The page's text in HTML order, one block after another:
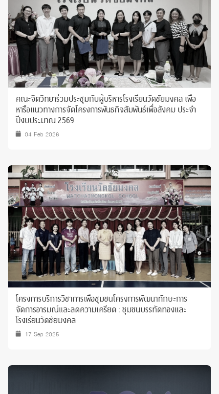
คณะจิตวิทยาร่วมประชุมกับผู้บริหารโรงเรียนวัดชัยมงคล เพื่อ
หารือแนวทางการจัดโครงการพันธกิจสัมพันธ์เพื่อสังคม ประจำ
ปีงบประมาณ 2569
04 Feb 2026
โครงการบริการวิชาการเพื่อชุมชนโครงการพัฒนาทักษะการ
จัดการอารมณ์และลดความเครียด : ชุมชนบรรทัดทองและ
โรงเรียนวัดชัยมงคล
17 Sep 2025